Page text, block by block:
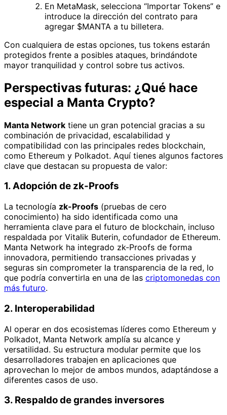
En MetaMask, selecciona “Importar Tokens” e
introduce la dirección del contrato para
agregar $MANTA a tu billetera.
Con cualquiera de estas opciones, tus tokens estarán
protegidos frente a posibles ataques, brindándote
mayor tranquilidad y control sobre tus activos.
Perspectivas futuras: ¿Qué hace
especial a Manta Crypto?
Manta Network tiene un gran potencial gracias a su
combinación de privacidad, escalabilidad y
compatibilidad con las principales redes blockchain,
como Ethereum y Polkadot. Aquí tienes algunos factores
clave que destacan su propuesta de valor:
1. Adopción de zk-Proofs
La tecnología zk-Proofs (pruebas de cero
conocimiento) ha sido identificada como una
herramienta clave para el futuro de blockchain, incluso
respaldada por Vitalik Buterin, cofundador de Ethereum.
Manta Network ha integrado zk-Proofs de forma
innovadora, permitiendo transacciones privadas y
seguras sin comprometer la transparencia de la red, lo
que podría convertirla en una de las criptomonedas con
más futuro.
2. Interoperabilidad
Al operar en dos ecosistemas líderes como Ethereum y
Polkadot, Manta Network amplía su alcance y
versatilidad. Su estructura modular permite que los
desarrolladores trabajen en aplicaciones que
aprovechan lo mejor de ambos mundos, adaptándose a
diferentes casos de uso.
3. Respaldo de grandes inversores